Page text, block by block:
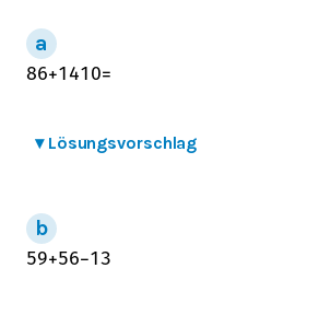
86+1410=
▾ Lösungsvorschlag
59+56−1 3